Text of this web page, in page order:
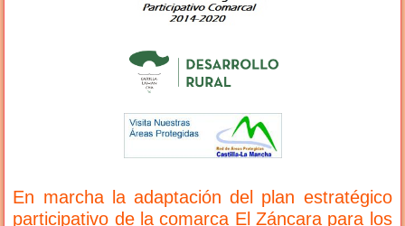
En marcha la adaptación del plan estratégico
participativo de la comarca El Záncara para los